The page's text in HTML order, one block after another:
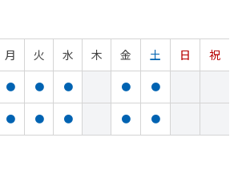
月 火 水 木 金 土 日
祝
● ● ● ● ●
● ● ● ● ●